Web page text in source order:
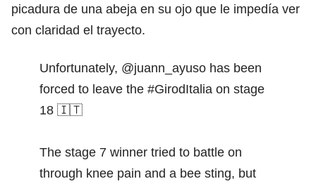
picadura de una abeja en su ojo que le impedía ver
con claridad el trayecto.
Unfortunately, @juann_ayuso has been
forced to leave the #GirodItalia on stage
18 🇮🇹
The stage 7 winner tried to battle on
through knee pain and a bee sting, but